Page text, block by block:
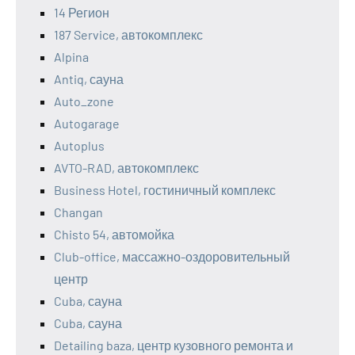
14 Регион
187 Service, автокомплекс
Alpina
Antiq, сауна
Auto_zone
Autogarage
Autoplus
AVTO-RAD, автокомплекс
Business Hotel, гостиничный комплекс
Changan
Chisto 54, автомойка
Club-office, массажно-оздоровительный
центр
Cuba, сауна
Cuba, сауна
Detailing baza, центр кузовного ремонта и